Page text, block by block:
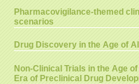
Pharmacovigilance-themed
scenarios
Drug Discovery in the Age of AI
Non-Clinical Trials in the Age
Era of Preclinical Drug